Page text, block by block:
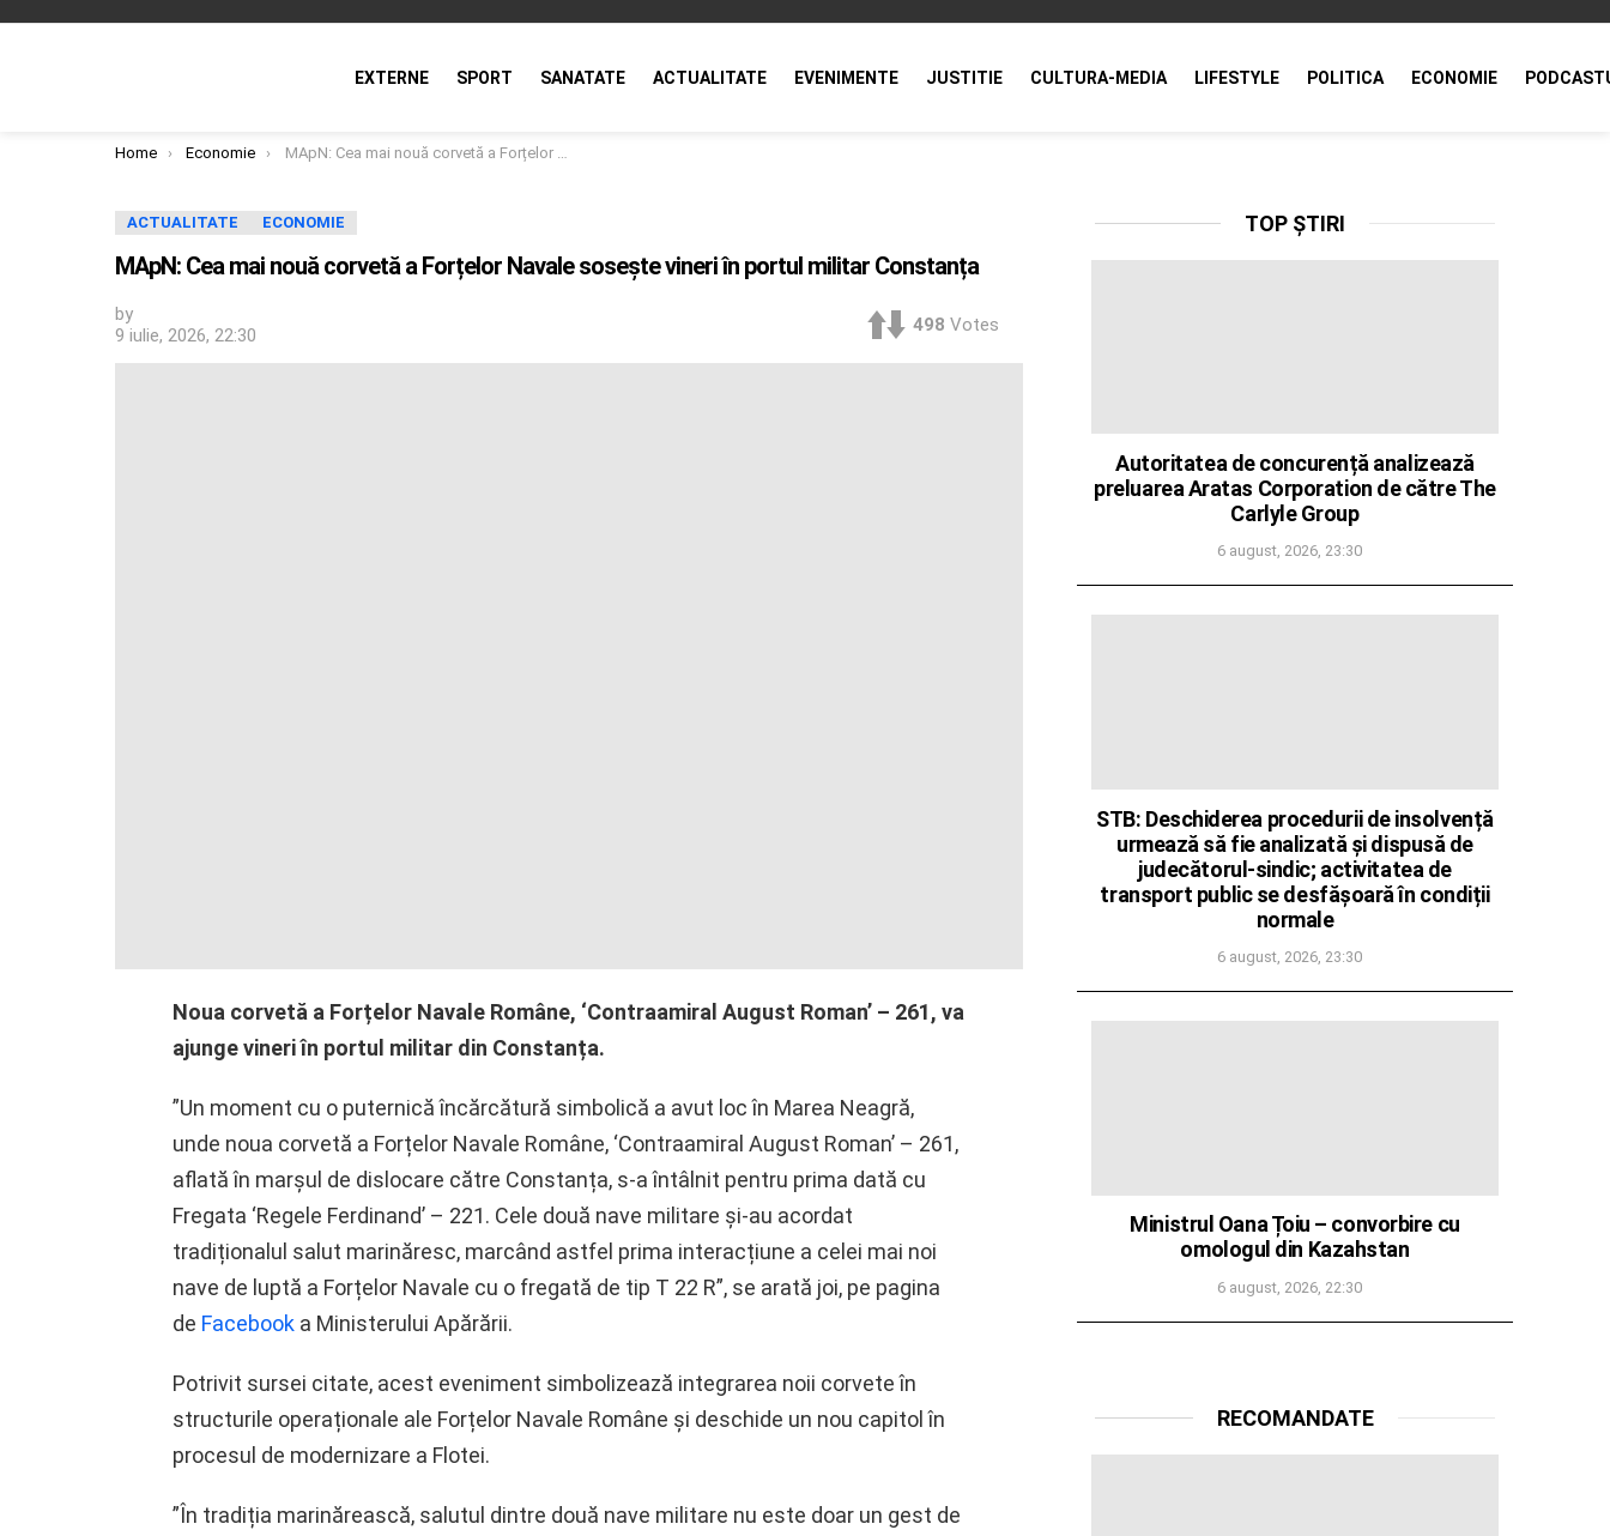
EXTERNE SPORT SANATATE ACTUALITATE EVENIMENTE JUSTITIE CULTURA-MEDIA LIFESTYLE POLITICA ECONOMIE
You are here:
Home Economie MApN: Cea mai nouă corvetă a Forțelor Navale sosește vineri în portul militar Constanța
ACTUALITATE ECONOMIE
MApN: Cea mai nouă corvetă a Forțelor Navale sosește vineri în portul militar Constanța
by
9 iulie, 2026, 22:30
498 Votes
Noua corvetă a Forțelor Navale Române, ‘Contraamiral August Roman’ – 261, va
ajunge vineri în portul militar din Constanța.
”Un moment cu o puternică încărcătură simbolică a avut loc în Marea Neagră,
unde noua corvetă a Forțelor Navale Române, ‘Contraamiral August Roman’ – 261,
aflată în marșul de dislocare către Constanța, s-a întâlnit pentru prima dată cu
Fregata ‘Regele Ferdinand’ – 221. Cele două nave militare și-au acordat
tradiționalul salut marinăresc, marcând astfel prima interacțiune a celei mai noi
nave de luptă a Forțelor Navale cu o fregată de tip T 22 R”, se arată joi, pe pagina
de Facebook a Ministerului Apărării.
Potrivit sursei citate, acest eveniment simbolizează integrarea noii corvete în
structurile operaționale ale Forțelor Navale Române și deschide un nou capitol în
procesul de modernizare a Flotei.
”În tradiția marinărească, salutul dintre două nave militare nu este doar un gest de
TOP ȘTIRI
Autoritatea de concurență analizează
preluarea Aratas Corporation de către The
Carlyle Group
6 august, 2026, 23:30
STB: Deschiderea procedurii de insolvență
urmează să fie analizată și dispusă de
judecătorul-sindic; activitatea de
transport public se desfășoară în condiții
normale
6 august, 2026, 23:30
Ministrul Oana Țoiu – convorbire cu
omologul din Kazahstan
6 august, 2026, 22:30
RECOMANDATE